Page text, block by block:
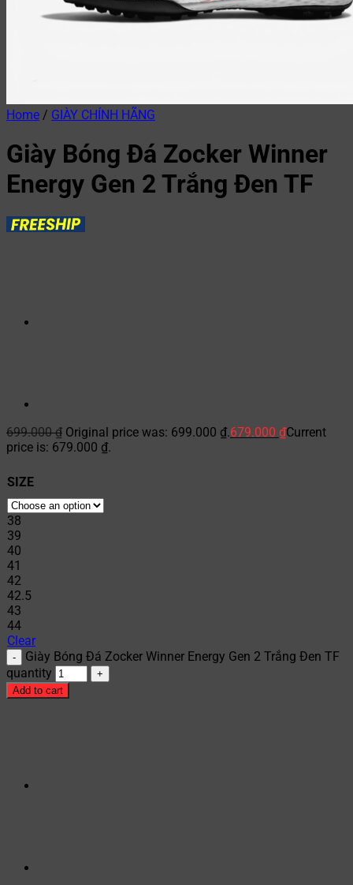
Home / GIÀY CHÍNH HÃNG
Giày Bóng Đá Zocker Winner
Energy Gen 2 Trắng Đen TF
699.000₫ Original price was: 699.000 ₫.679.000 ₫Current
price is: 679.000 ₫.
SIZE
38
39
40
41
42
42.5
43
44
Clear
Giày Bóng Đá Zocker Winner Energy Gen 2 Trắng Đen TF
quantity
Add to cart